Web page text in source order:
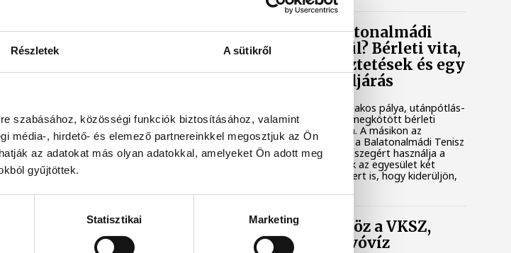
Részletek A sütikről
szabásához, közösségi funkciók biztosításához, valamint
média-, hirdető- és elemező partnereinkkel megosztjuk az Ön
az adatokat más olyan adatokkal, amelyeket Ön adott meg
gyűjtöttek.
Statisztikai Marketing
Mi történik a balatonalmádi
teniszpályák körül? Bérleti vita,
megszakadt egyeztetések és egy
tisztázatlan jogi eljárás
Évtizedes hagyomány, hat salakos pálya, utánpótlás-
nevelés és egy hosszú távra megkötött bérleti
szerződés áll az egyik oldalon. A másikon az
önkormányzat, amely szerint a Balatonalmádi Tenisz
Klub aránytalanul alacsony összegért használja a
városi területet. Megkerestük az egyesület két
képviselőjét és a polgármestert is, hogy kiderüljön,
Folyamatosan öntöz a VKSZ,
mégsem fogy az ivóvíz